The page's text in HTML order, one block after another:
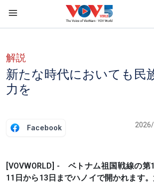
解説
新たな時代においても民
力を
Facebook
[VOVWORLD] - ベトナム祖国戦線の第
11日から13日までハノイで開かれます